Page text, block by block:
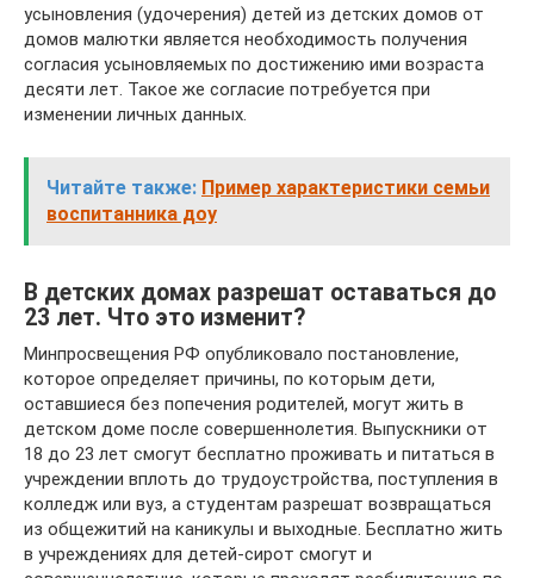
усыновления (удочерения) детей из детских домов от
домов малютки является необходимость получения
согласия усыновляемых по достижению ими возраста
десяти лет. Такое же согласие потребуется при
изменении личных данных.
Читайте также: Пример характеристики семьи
воспитанника доу
В детских домах разрешат оставаться до
23 лет. Что это изменит?
Минпросвещения РФ опубликовало постановление,
которое определяет причины, по которым дети,
оставшиеся без попечения родителей, могут жить в
детском доме после совершеннолетия. Выпускники от
18 до 23 лет смогут бесплатно проживать и питаться в
учреждении вплоть до трудоустройства, поступления в
колледж или вуз, а студентам разрешат возвращаться
из общежитий на каникулы и выходные. Бесплатно жить
в учреждениях для детей-сирот смогут и